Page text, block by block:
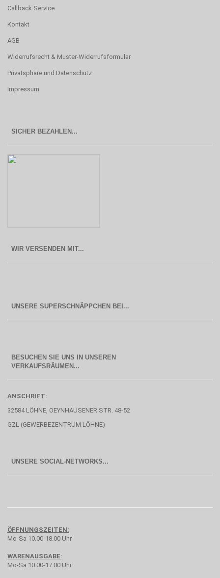
Callback Service
Kontakt
AGB
Widerrufsrecht & Muster-Widerrufsformular
Privatsphäre und Datenschutz
Impressum
SICHER BEZAHLEN...
WIR VERSENDEN MIT...
BESUCHEN SIE UNS IN UNSEREN
VERKAUFSRÄUMEN...
ANSCHRIFT:
32584 LÖHNE, OEYNHAUSENER STR. 48-52
GZL (GEWERBEZENTRUM LÖHNE)
UNSERE SOCIAL-NETWORKS...
ÖFFNUNGSZEITEN:
Mo-Sa 10.00-18.00 Uhr
WARENAUSGABE:
Mo-Sa 10.00-17.00 Uhr